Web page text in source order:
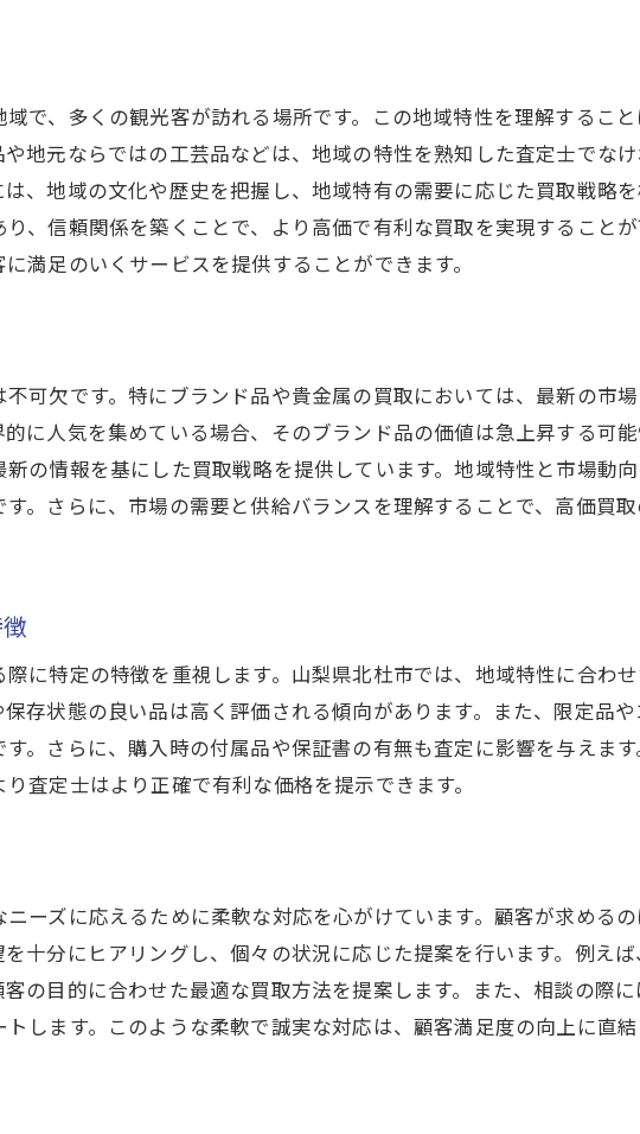
ブランド品の真価を引き出す査定士の技術
地域コミュニティとの信頼関係を築くために
地元でのブランド品取引の成功事例
査定士が地域特性を利用するメリット
高価買取のカギ！買取査定士が教える市場動向の読み方
買取価格を左右する外部要因
過去の市場データを活用する方法
査定士が注視する経済の動き
未来の需要を予測するためのヒント
顧客との信頼関係構築のコツ
査定における公平性と透明性
市場価値の変動への対応策
質感やデザインの評価基準
希少性を見極めるための視点
偽物を見分ける査定士の知識
で、多くの観光客が訪れる場所です。この地域特性を理解するこ
地元ならではの工芸品などは、地域の特性を熟知した査定士でな
、地域の文化や歴史を把握し、地域特有の需要に応じた買取戦略
、信頼関係を築くことで、より高価で有利な買取を実現すること
満足のいくサービスを提供することができます。
可欠です。特にブランド品や貴金属の買取においては、最新の市
に人気を集めている場合、そのブランド品の価値は急上昇する可
の情報を基にした買取戦略を提供しています。地域特性と市場動
。さらに、市場の需要と供給バランスを理解することで、高価買
に特定の特徴を重視します。山梨県北杜市では、地域特性に合わ
存状態の良い品は高く評価される傾向があります。また、限定品
。さらに、購入時の付属品や保証書の有無も査定に影響を与えま
査定士はより正確で有利な価格を提示できます。
ーズに応えるために柔軟な対応を心がけています。顧客が求める
十分にヒアリングし、個々の状況に応じた提案を行います。例え
の目的に合わせた最適な買取方法を提案します。また、相談の際に
します。このような柔軟で誠実な対応は、顧客満足度の向上に直結